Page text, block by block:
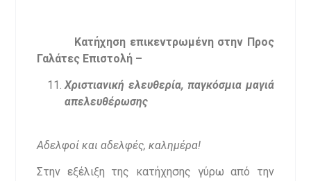
Κατήχηση επικεντρωμένη στην Προς
Γαλάτες Επιστολή –
Χριστιανική ελευθερία, παγκόσμια μαγιά
απελευθέρωσης
Αδελφοί και αδελφές, καλημέρα!
Στην εξέλιξη της κατήχησης γύρω από την